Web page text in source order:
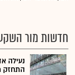
חדשות מור
התחזק